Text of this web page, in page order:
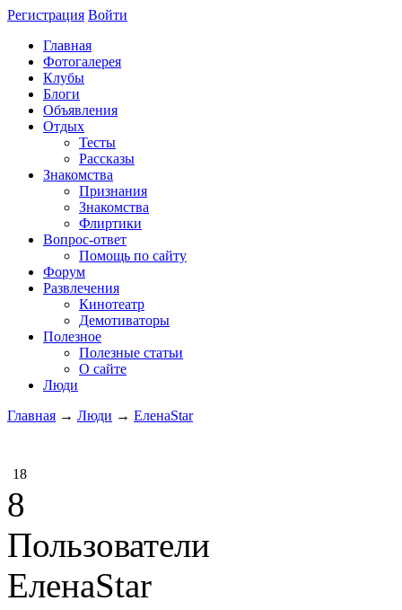
Регистрация Войти
Главная
Фотогалерея
Клубы
Блоги
Объявления
Отдых
Тесты
Рассказы
Знакомства
Признания
Знакомства
Флиртики
Вопрос-ответ
Помощь по сайту
Форум
Развлечения
Кинотеатр
Демотиваторы
Полезное
Полезные статьи
О сайте
Люди
Главная → Люди → ЕленаStar
18
8
Пользователи
ЕленаStar